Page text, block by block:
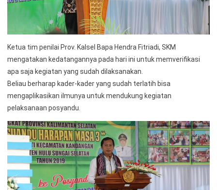
Ketua tim penilai Prov. Kalsel Bapa Hendra Fitriadi, SKM
mengatakan kedatangannya pada hari ini untuk memverifikasi
apa saja kegiatan yang sudah dilaksanakan.
Beliau berharap kader-kader yang sudah terlatih bisa
mengaplikasikan ilmunya untuk mendukung kegiatan
pelaksanaan posyandu.